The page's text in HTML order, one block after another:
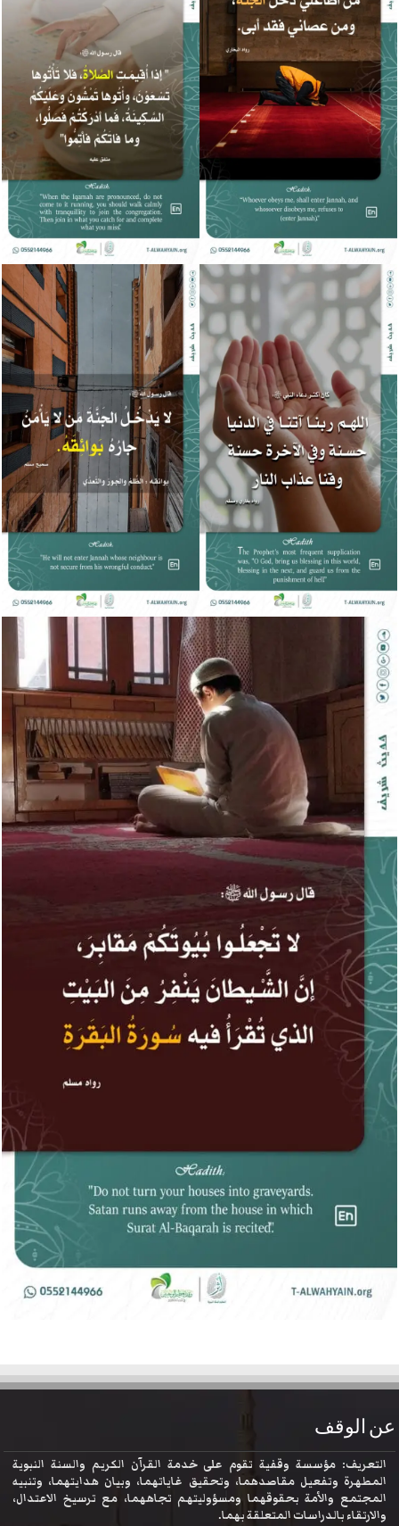
عن الوقف
التعريف: مؤسسة وقفية تقوم على خدمة القرآن الكريم والسنة النبوية
المطهرة وتفعيل مقاصدهما، وتحقيق غاياتهما، وبيان هدايتهما، وتنبيه
المجتمع والأمة بحقوقهما ومسؤوليتهم تجاههما، مع ترسيخ الاعتدال،
والارتقاء بالدراسات المتعلقة بهما.